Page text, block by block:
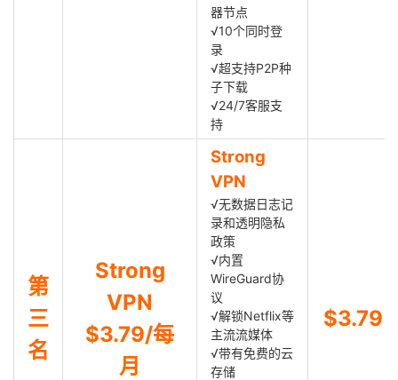
器节点
√10个同时登
录
√超支持P2P种
子下载
√24/7客服支
持
第
三
名
Strong
VPN
$3.79/每
月
Strong
VPN
√无数据日志记
录和透明隐私
政策
√内置
WireGuard协
议
√解锁Netflix等
主流流媒体
√带有免费的云
存储
$3.79